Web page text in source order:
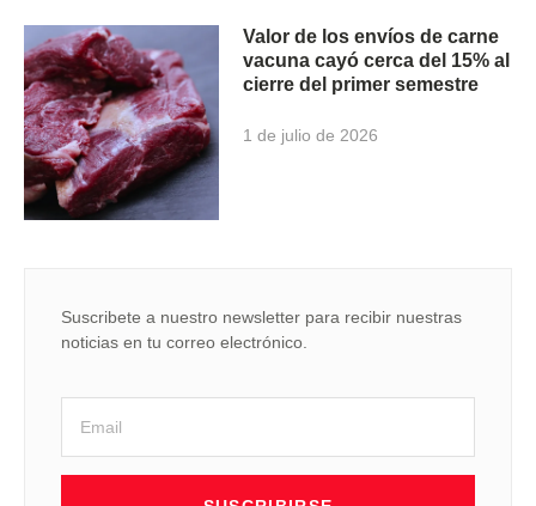
Valor de los envíos de carne
vacuna cayó cerca del 15% al
cierre del primer semestre
1 de julio de 2026
Suscribete a nuestro newsletter para recibir nuestras
noticias en tu correo electrónico.